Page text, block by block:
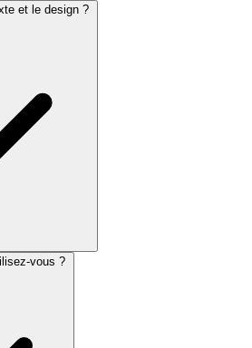
et le design ?
vous ?